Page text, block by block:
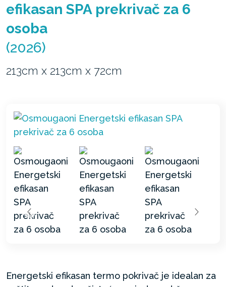
efikasan SPA prekrivač za 6
osoba
(2026)
213cm x 213cm x 72cm
Energetski efikasan termo pokrivač je idealan za